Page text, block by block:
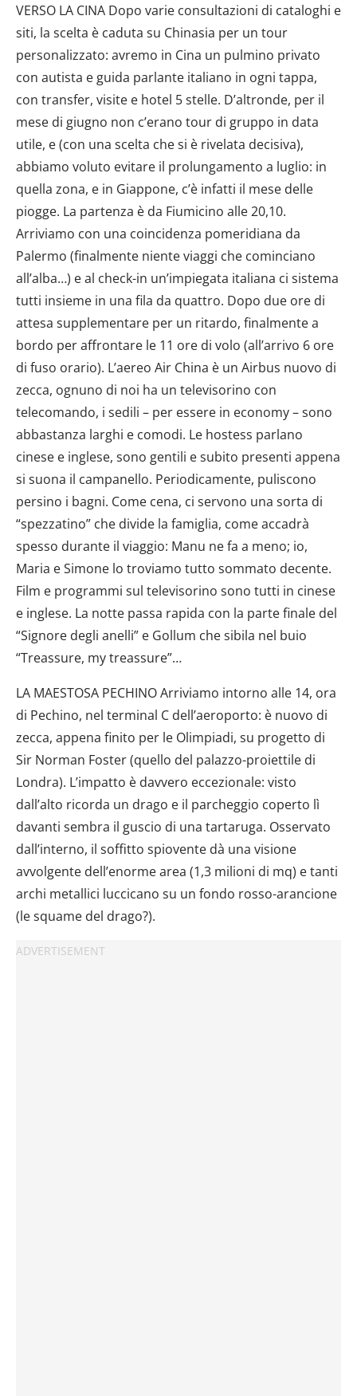
VERSO LA CINA Dopo varie consultazioni di cataloghi e
siti, la scelta è caduta su Chinasia per un tour
personalizzato: avremo in Cina un pulmino privato
con autista e guida parlante italiano in ogni tappa,
con transfer, visite e hotel 5 stelle. D’altronde, per il
mese di giugno non c’erano tour di gruppo in data
utile, e (con una scelta che si è rivelata decisiva),
abbiamo voluto evitare il prolungamento a luglio: in
quella zona, e in Giappone, c’è infatti il mese delle
piogge. La partenza è da Fiumicino alle 20,10.
Arriviamo con una coincidenza pomeridiana da
Palermo (finalmente niente viaggi che cominciano
all’alba…) e al check-in un’impiegata italiana ci sistema
tutti insieme in una fila da quattro. Dopo due ore di
attesa supplementare per un ritardo, finalmente a
bordo per affrontare le 11 ore di volo (all’arrivo 6 ore
di fuso orario). L’aereo Air China è un Airbus nuovo di
zecca, ognuno di noi ha un televisorino con
telecomando, i sedili – per essere in economy – sono
abbastanza larghi e comodi. Le hostess parlano
cinese e inglese, sono gentili e subito presenti appena
si suona il campanello. Periodicamente, puliscono
persino i bagni. Come cena, ci servono una sorta di
“spezzatino” che divide la famiglia, come accadrà
spesso durante il viaggio: Manu ne fa a meno; io,
Maria e Simone lo troviamo tutto sommato decente.
Film e programmi sul televisorino sono tutti in cinese
e inglese. La notte passa rapida con la parte finale del
“Signore degli anelli” e Gollum che sibila nel buio
“Treassure, my treassure”…
LA MAESTOSA PECHINO Arriviamo intorno alle 14, ora
di Pechino, nel terminal C dell’aeroporto: è nuovo di
zecca, appena finito per le Olimpiadi, su progetto di
Sir Norman Foster (quello del palazzo-proiettile di
Londra). L’impatto è davvero eccezionale: visto
dall’alto ricorda un drago e il parcheggio coperto lì
davanti sembra il guscio di una tartaruga. Osservato
dall’interno, il soffitto spiovente dà una visione
avvolgente dell’enorme area (1,3 milioni di mq) e tanti
archi metallici luccicano su un fondo rosso-arancione
(le squame del drago?).